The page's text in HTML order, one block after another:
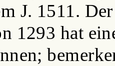
J. 1511.
1293 hat